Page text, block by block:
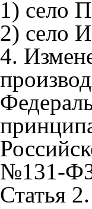
1) село
2) село
4.
№131-
Статья